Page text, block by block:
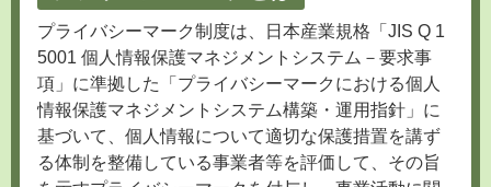
プライバシーマーク制度は、日本産業規格「JIS Q 1
5001 個人情報保護マネジメントシステム－要求事
項」に準拠した「プライバシーマークにおける個人
情報保護マネジメントシステム構築・運用指針」に
基づいて、個人情報について適切な保護措置を講ず
る体制を整備している事業者等を評価して、その旨
を示すプライバシーマークを付与し、事業活動に関